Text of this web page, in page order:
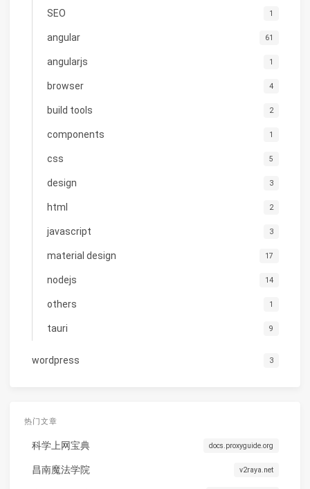
SEO 1
angular 61
angularjs 1
browser 4
build tools 2
components 1
css 5
design 3
html 2
javascript 3
material design 17
nodejs 14
others 1
tauri 9
wordpress 3
热门文章
科学上网宝典 docs.proxyguide.org
昌南魔法学院 v2raya.net